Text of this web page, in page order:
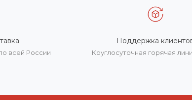
всей России
Поддержка
Круглосуточная горячая